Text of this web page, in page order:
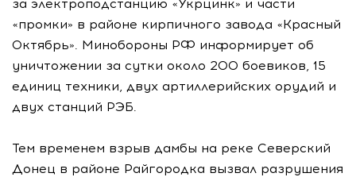
за электроподстанцию «Укрцинк» и части
«промки» в районе кирпичного завода «Красный
Октябрь». Минобороны РФ информирует об
уничтожении за сутки около 200 боевиков, 15
единиц техники, двух артиллерийских орудий и
двух станций РЭБ.
Тем временем взрыв дамбы на реке Северский
Донец в районе Райгородка вызвал разрушения